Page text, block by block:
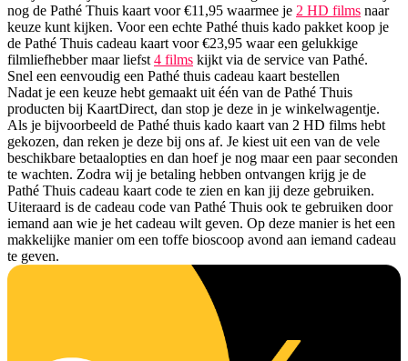
nog de Pathé Thuis kaart voor €11,95 waarmee je 2 HD films naar
keuze kunt kijken. Voor een echte Pathé thuis kado pakket koop je
de Pathé Thuis cadeau kaart voor €23,95 waar een gelukkige
filmliefhebber maar liefst 4 films kijkt via de service van Pathé.
Snel een eenvoudig een Pathé thuis cadeau kaart bestellen
Nadat je een keuze hebt gemaakt uit één van de Pathé Thuis
producten bij KaartDirect, dan stop je deze in je winkelwagentje.
Als je bijvoorbeeld de Pathé thuis kado kaart van 2 HD films hebt
gekozen, dan reken je deze bij ons af. Je kiest uit een van de vele
beschikbare betaalopties en dan hoef je nog maar een paar seconden
te wachten. Zodra wij je betaling hebben ontvangen krijg je de
Pathé Thuis cadeau kaart code te zien en kan jij deze gebruiken.
Uiteraard is de cadeau code van Pathé Thuis ook te gebruiken door
iemand aan wie je het cadeau wilt geven. Op deze manier is het een
makkelijke manier om een toffe bioscoop avond aan iemand cadeau
te geven.